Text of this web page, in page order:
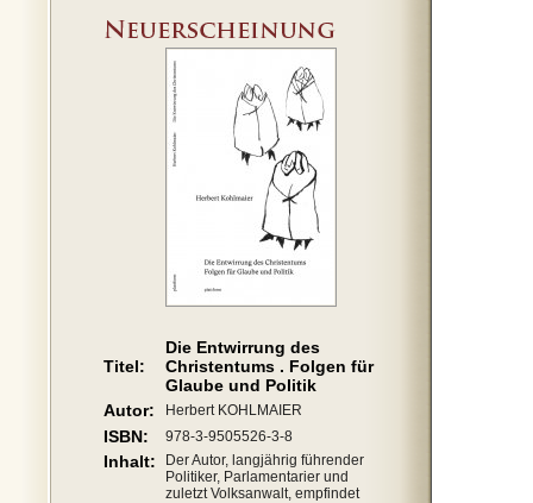
Titel:
Die Entwirrung des
Christentums . Folgen für
Glaube und Politik
Autor:
Herbert KOHLMAIER
ISBN: 978-3-9505526-3-8
Inhalt:
Der Autor, langjährig führender
Politiker, Parlamentarier und
zuletzt Volksanwalt, empfindet